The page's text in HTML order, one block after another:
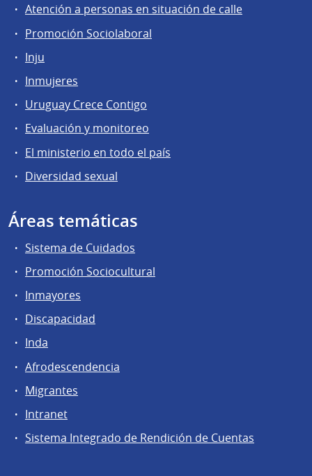
Atención a personas en situación de calle
Promoción Sociolaboral
Inju
Inmujeres
Uruguay Crece Contigo
Evaluación y monitoreo
El ministerio en todo el país
Diversidad sexual
Áreas temáticas
Sistema de Cuidados
Promoción Sociocultural
Inmayores
Discapacidad
Inda
Afrodescendencia
Migrantes
Intranet
Sistema Integrado de Rendición de Cuentas